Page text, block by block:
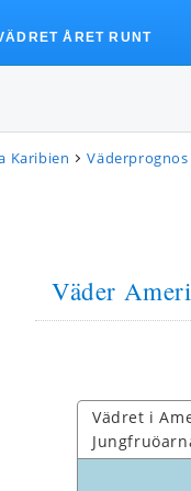
Karibien
Väder
Vädret i
ÅRET RUNT